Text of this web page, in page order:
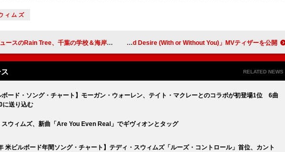
ィムズ
Tree、千葉の学校＆海岸で撮影した「つまり」MVプレミア公開へ ENHYPEN、天国と地獄に落ちる「Bad Desire (With or Without You)」MVティザーを公開
RELATED NEWS
ボード・ソング・チャート】モーガン・ウォーレン、テイト・マクレーとのコラボが初登場1位 6曲
に送り込む
スウィムズ、新曲「Are You Even Real」でギヴィオンとタッグ
米ビルボード年間ソング・チャート】テディ・スウィムズ「ルーズ・コントロール」首位、カント